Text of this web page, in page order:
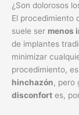
¿Son dolorosos
El procedimiento
suele ser menos
de implantes
minimizar
procedimiento,
hinchazón, pero
disconfort es,